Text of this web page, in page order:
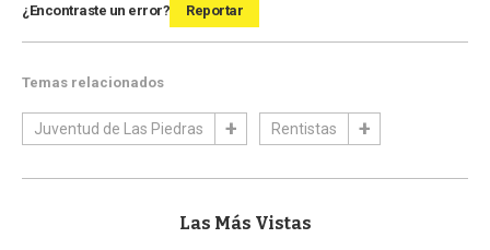
¿Encontraste un error? Reportar
Temas relacionados
Juventud de Las Piedras Rentistas
Las Más Vistas